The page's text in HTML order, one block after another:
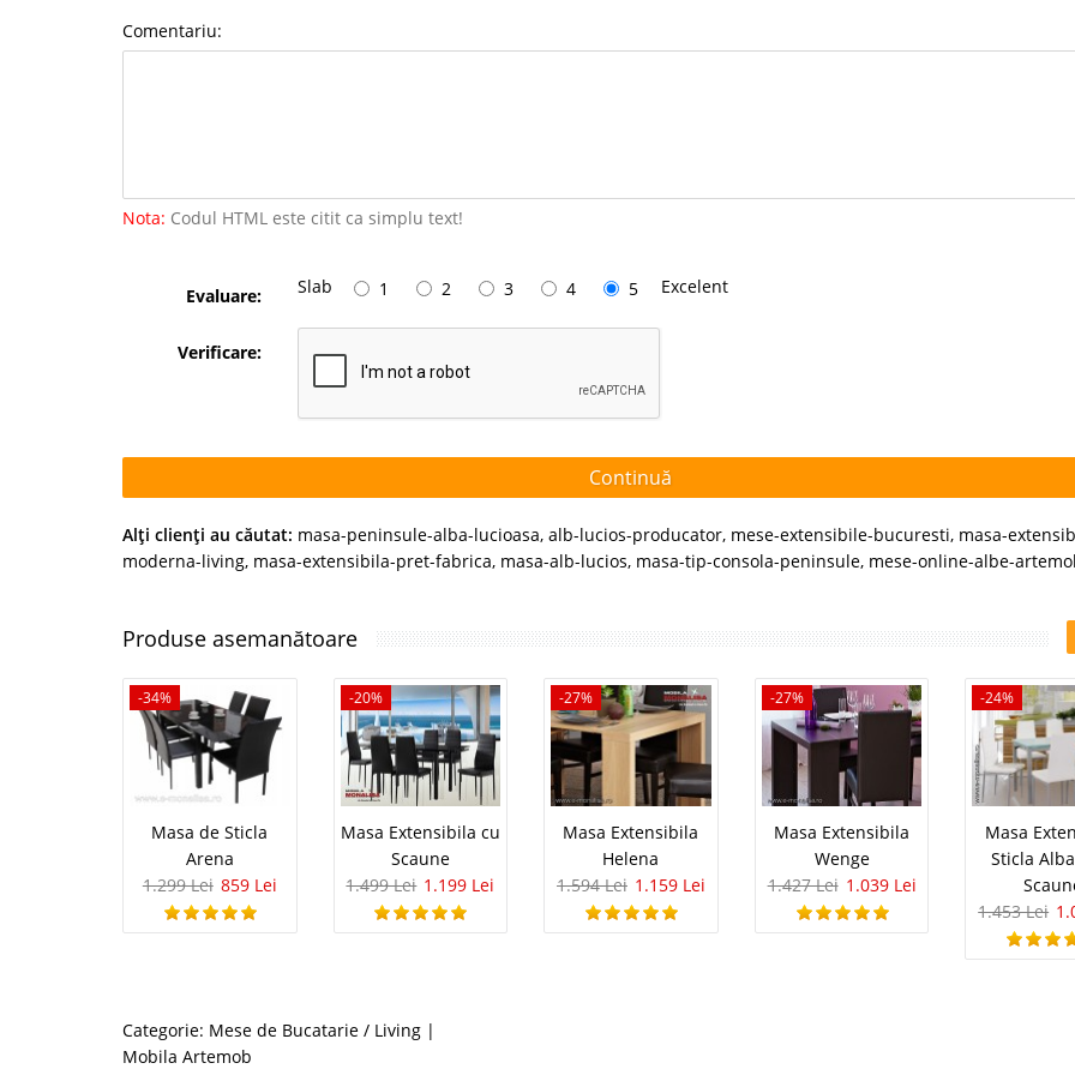
Comentariu:
Nota: Codul HTML este citit ca simplu text!
Evaluare: Slab 1 2 3 4 5 Excelent
Verificare:
Continuă
Alţi clienţi au căutat: masa-peninsule-alba-lucioasa, alb-lucios-producator, mese-extensibile-bucuresti, masa-
moderna-living, masa-extensibila-pret-fabrica, masa-alb-lucios, masa-tip-consola-peninsule, mese-online-albe-
Produse asemanătoare
-34%
Masa de Sticla
Arena
1.299 Lei 859 Lei
-20%
Masa Extensibila cu
Scaune
1.499 Lei 1.199 Lei
-27%
Masa Extensibila
Helena
1.594 Lei 1.159 Lei
-27%
Masa Extensibila
Wenge
1.427 Lei 1.039 Lei
-24%
Masa
Sticla
1.453 Lei
Categorie: Mese de Bucatarie / Living |
Mobila Artemob